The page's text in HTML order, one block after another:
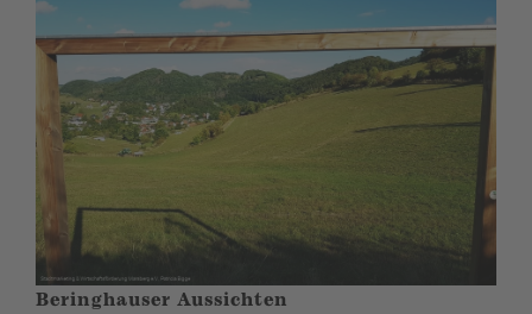
Beringhauser Aussichten